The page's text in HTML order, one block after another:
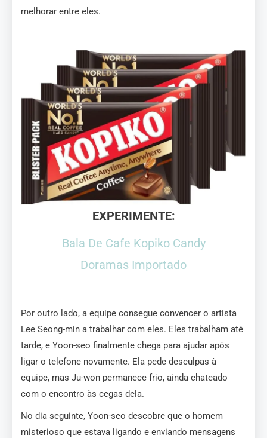
melhorar entre eles.
EXPERIMENTE:
Bala De Cafe Kopiko Candy
Doramas Importado
Por outro lado, a equipe consegue convencer o artista
Lee Seong-min a trabalhar com eles. Eles trabalham até
tarde, e Yoon-seo finalmente chega para ajudar após
ligar o telefone novamente. Ela pede desculpas à
equipe, mas Ju-won permanece frio, ainda chateado
com o encontro às cegas dela.
No dia seguinte, Yoon-seo descobre que o homem
misterioso que estava ligando e enviando mensagens